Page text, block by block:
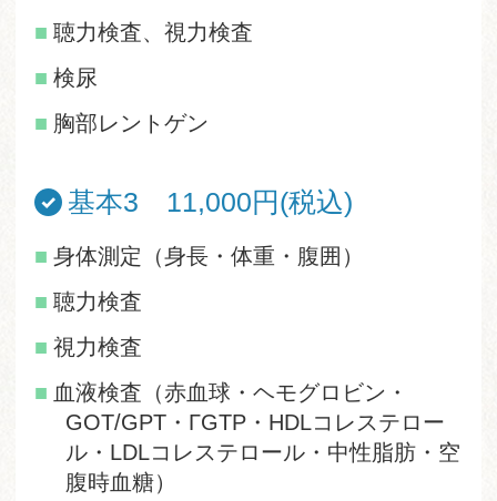
聴力検査、視力検査
検尿
胸部レントゲン
基本3 11,000円(税込)
身体測定（身長・体重・腹囲）
聴力検査
視力検査
血液検査（赤血球・ヘモグロビン・
GOT/GPT・ΓGTP・HDLコレステロー
ル・LDLコレステロール・中性脂肪・空
腹時血糖）